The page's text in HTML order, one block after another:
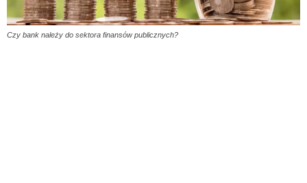
Czy bank należy do sektora finansów publicznych?